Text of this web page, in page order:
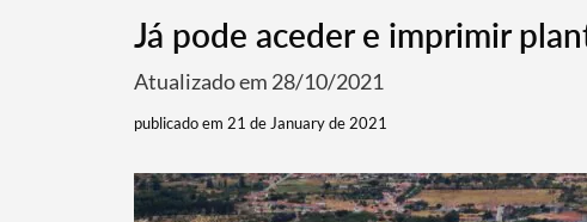
Já pode aceder e imprimir
Atualizado em 28/10/2021
publicado em 21 de January de 2021